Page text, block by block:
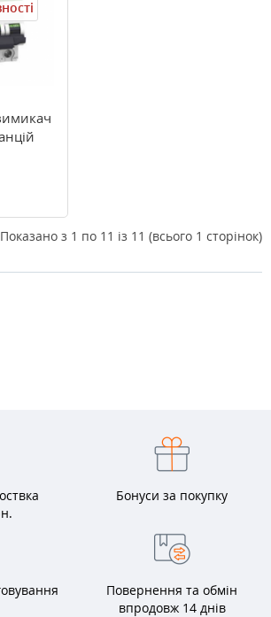
Показано з 1 по 11 із 11 (всього 1 сторінок)
Бонуси за покупку
Повернення та обмін
впродовж 14 днів